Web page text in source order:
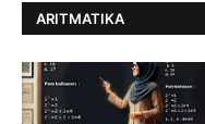
ARITMATIKA